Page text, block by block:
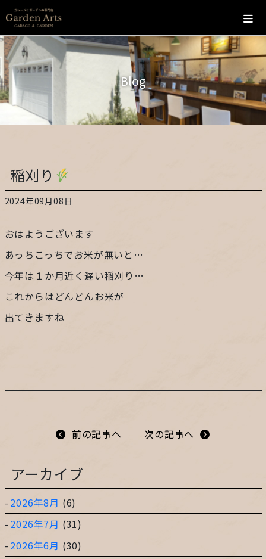
ホーム
会社概要
こだわり
施工実績
お問い合わせ
サイトマップ
Blog
稲刈り
2024年09月08日
おはようございます
あっちこっちでお米が無いと…
今年は１か月近く遅い稲刈り…
これからはどんどんお米が
出てきますね
前の記事へ 次の記事へ
アーカイブ
2026年8月 (6)
2026年7月 (31)
2026年6月 (30)